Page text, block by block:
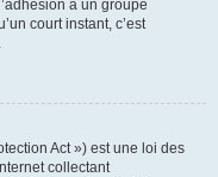
à un groupe
court instant, c’est
Act ») est une loi des
collectant